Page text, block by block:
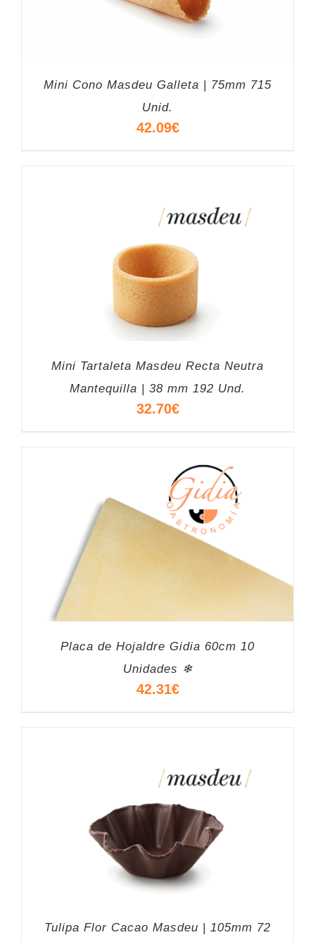
Mini Cono Masdeu Galleta | 75mm 715
Unid.
42.09€
Mini Tartaleta Masdeu Recta Neutra
Mantequilla | 38 mm 192 Und.
32.70€
Placa de Hojaldre Gidia 60cm 10
Unidades ❄
42.31€
Tulipa Flor Cacao Masdeu | 105mm 72